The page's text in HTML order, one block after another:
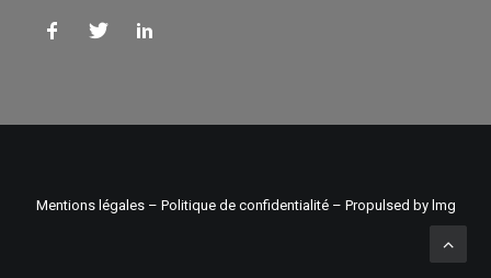
Mentions légales– Politique de confidentialité– Propulsed by lmg